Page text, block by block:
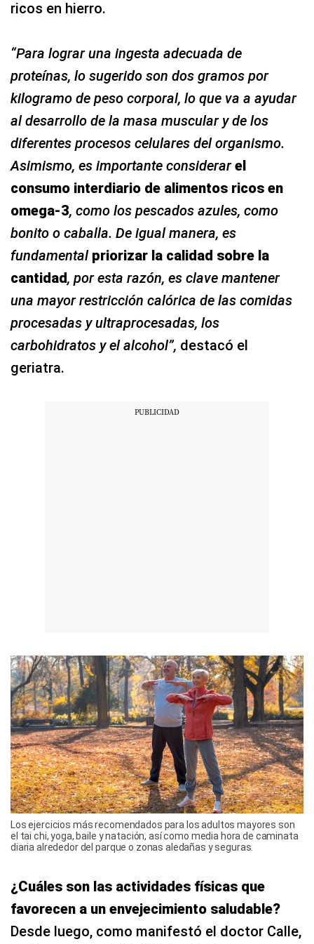
ricos en hierro.
“Para lograr una ingesta adecuada de
proteínas, lo sugerido son dos gramos por
kilogramo de peso corporal, lo que va a ayudar
al desarrollo de la masa muscular y de los
diferentes procesos celulares del organismo.
Asimismo, es importante considerarel
consumo interdiario de alimentos ricos en
omega-3, como los pescados azules, como
bonito o caballa. De igual manera, es
fundamentalpriorizar la calidad sobre la
cantidad, por esta razón, es clave mantener
una mayor restricción calórica de las comidas
procesadas y ultraprocesadas, los
carbohidratos y el alcohol”, destacó el
geriatra.
Los ejercicios más recomendados para los adultos mayores son
el tai chi, yoga, baile y natación, así como media hora de caminata
diaria alrededor del parque o zonas aledañas y seguras.
¿Cuáles son las actividades físicas que
favorecen a un envejecimiento saludable?
Desde luego, como manifestó el doctor Calle,